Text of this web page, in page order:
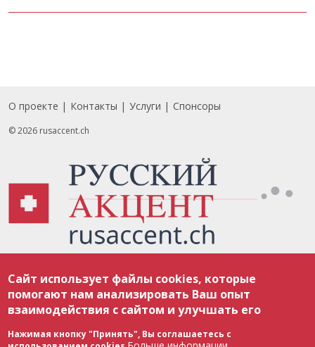
Footer
О проекте Контакты Услуги Спонсоры
© 2026 rusaccent.ch
соответствии с законодательством Швейцарии об авторском праве и
международными соглашениями. Полное или частичное использование
материалов возможно только с разрешения редакции. В случае полного
или частичного воспроизведения материалов сайта rusaccent.ch,
ОБЯЗАТЕЛЬНА АКТИВНАЯ ГИПЕРССЫЛКА на конкретный заимствованный
текст. Фотоизображения, размещенные редакцией rusaccent.ch, являются
ее исключительной собственностью. Полное или частичное
Сайт использует файлы cookies, которые
помогают нам анализировать Ваш опыт
взаимодействия с сайтом и улучшать его
Нажимая кнопку "Принять", Вы соглашаетесь с